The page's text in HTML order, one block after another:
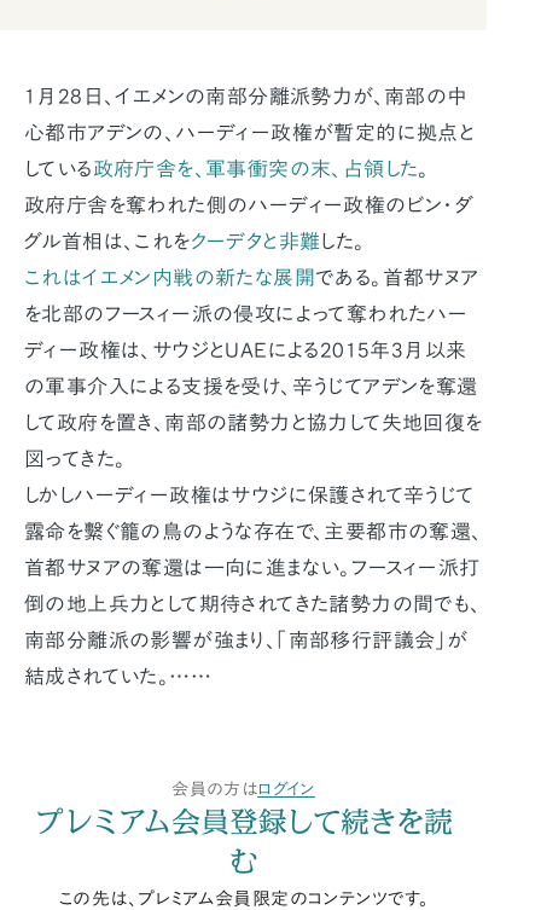
1月28日、イエメンの南部分離派勢力が、南部の中
心都市アデンの、ハーディー政権が暫定的に拠点と
している政府庁舎を、軍事衝突の末、占領した。
政府庁舎を奪われた側のハーディー政権のビン・ダ
グル首相は、これをクーデタと非難した。
これはイエメン内戦の新たな展開である。首都サヌア
を北部のフースィー派の侵攻によって奪われたハー
ディー政権は、サウジとUAEによる2015年3月以来
の軍事介入による支援を受け、辛うじてアデンを奪還
して政府を置き、南部の諸勢力と協力して失地回復を
図ってきた。
しかしハーディー政権はサウジに保護されて辛うじて
露命を繫ぐ籠の鳥のような存在で、主要都市の奪還、
首都サヌアの奪還は一向に進まない。フースィー派打
倒の地上兵力として期待されてきた諸勢力の間でも、
南部分離派の影響が強まり、「南部移行評議会」が
結成されていた。……
会員の方はログイン
プレミアム会員登録して続きを読
む
この先は、プレミアム会員限定のコンテンツです。